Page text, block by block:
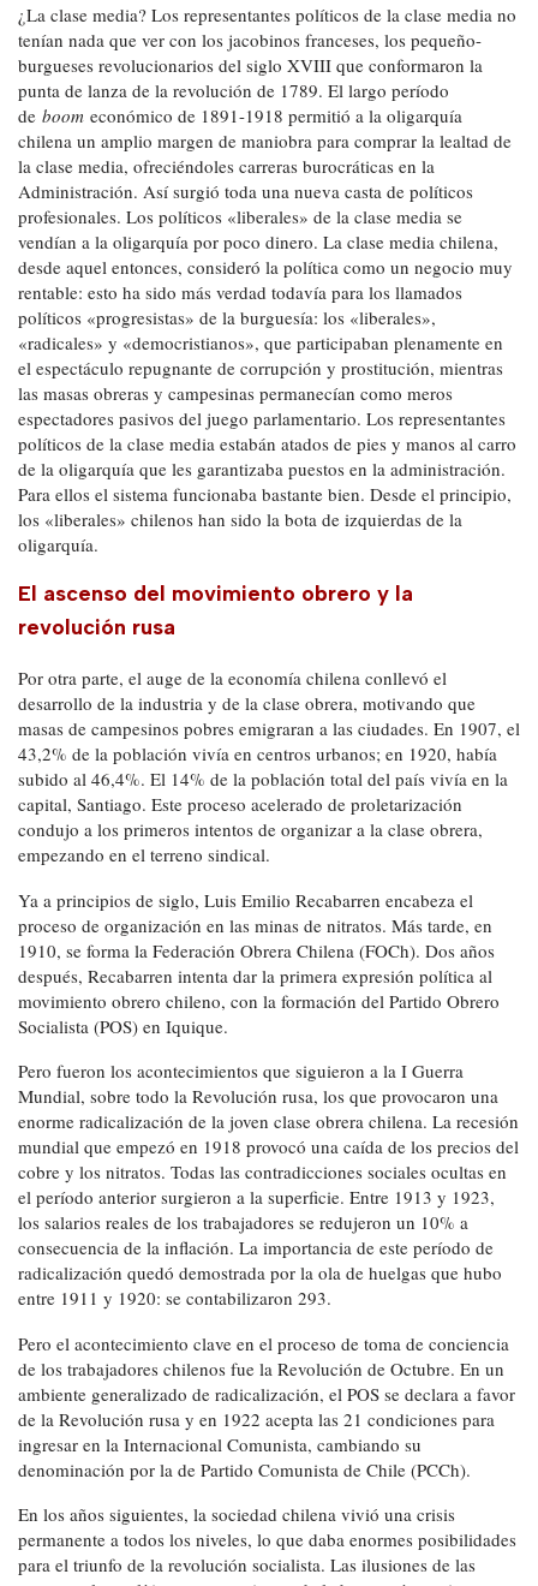
¿La clase media? Los representantes políticos de la clase media no
tenían nada que ver con los jacobinos franceses, los pequeño-
burgueses revolucionarios del siglo XVIII que conformaron la
punta de lanza de la revolución de 1789. El largo período
de boom económico de 1891-1918 permitió a la oligarquía
chilena un amplio margen de maniobra para comprar la lealtad de
la clase media, ofreciéndoles carreras burocráticas en la
Administración. Así surgió toda una nueva casta de políticos
profesionales. Los políticos «liberales» de la clase media se
vendían a la oligarquía por poco dinero. La clase media chilena,
desde aquel entonces, consideró la política como un negocio muy
rentable: esto ha sido más verdad todavía para los llamados
políticos «progresistas» de la burguesía: los «liberales»,
«radicales» y «democristianos», que participaban plenamente en
el espectáculo repugnante de corrupción y prostitución, mientras
las masas obreras y campesinas permanecían como meros
espectadores pasivos del juego parlamentario. Los representantes
políticos de la clase media estabán atados de pies y manos al carro
de la oligarquía que les garantizaba puestos en la administración.
Para ellos el sistema funcionaba bastante bien. Desde el principio,
los «liberales» chilenos han sido la bota de izquierdas de la
oligarquía.
El ascenso del movimiento obrero y la
revolución rusa
Por otra parte, el auge de la economía chilena conllevó el
desarrollo de la industria y de la clase obrera, motivando que
masas de campesinos pobres emigraran a las ciudades. En 1907, el
43,2% de la población vivía en centros urbanos; en 1920, había
subido al 46,4%. El 14% de la población total del país vivía en la
capital, Santiago. Este proceso acelerado de proletarización
condujo a los primeros intentos de organizar a la clase obrera,
empezando en el terreno sindical.
Ya a principios de siglo, Luis Emilio Recabarren encabeza el
proceso de organización en las minas de nitratos. Más tarde, en
1910, se forma la Federación Obrera Chilena (FOCh). Dos años
después, Recabarren intenta dar la primera expresión política al
movimiento obrero chileno, con la formación del Partido Obrero
Socialista (POS) en Iquique.
Pero fueron los acontecimientos que siguieron a la I Guerra
Mundial, sobre todo la Revolución rusa, los que provocaron una
enorme radicalización de la joven clase obrera chilena. La recesión
mundial que empezó en 1918 provocó una caída de los precios del
cobre y los nitratos. Todas las contradicciones sociales ocultas en
el período anterior surgieron a la superficie. Entre 1913 y 1923,
los salarios reales de los trabajadores se redujeron un 10% a
consecuencia de la inflación. La importancia de este período de
radicalización quedó demostrada por la ola de huelgas que hubo
entre 1911 y 1920: se contabilizaron 293.
Pero el acontecimiento clave en el proceso de toma de conciencia
de los trabajadores chilenos fue la Revolución de Octubre. En un
ambiente generalizado de radicalización, el POS se declara a favor
de la Revolución rusa y en 1922 acepta las 21 condiciones para
ingresar en la Internacional Comunista, cambiando su
denominación por la de Partido Comunista de Chile (PCCh).
En los años siguientes, la sociedad chilena vivió una crisis
permanente a todos los niveles, lo que daba enormes posibilidades
para el triunfo de la revolución socialista. Las ilusiones de las